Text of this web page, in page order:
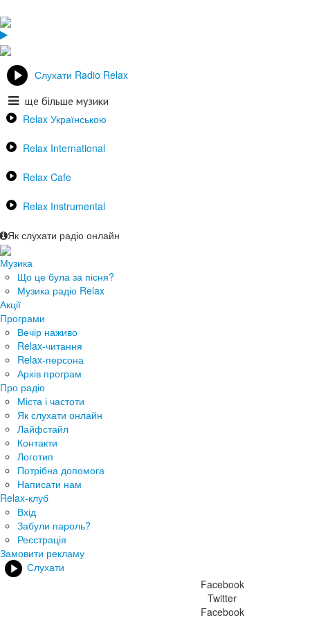
Слухати Radio Relax
ще більше музики
Relax Українською
Relax International
Relax Cafe
Relax Instrumental
Як слухати радіо онлайн
Музика
Що це була за пісня?
Музика радіо Relax
Акції
Програми
Вечір наживо
Relax-читання
Relax-персона
Архів програм
Про радіо
Міста і частоти
Як слухати онлайн
Лайфстайл
Контакти
Логотип
Потрібна допомога
Написати нам
Relax-клуб
Вхід
Забули пароль?
Реєстрація
Замовити рекламу
Слухати
Facebook
Twitter
Facebook